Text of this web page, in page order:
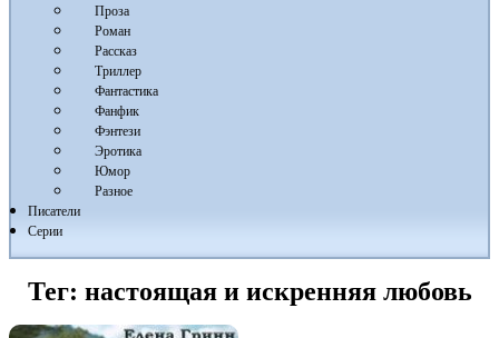
Проза
Роман
Рассказ
Триллер
Фантастика
Фанфик
Фэнтези
Эротика
Юмор
Разное
Писатели
Серии
Тег: настоящая и искренняя любовь